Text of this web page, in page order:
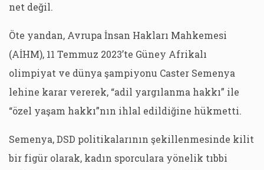
net değil.
Öte yandan, Avrupa İnsan Hakları Mahkemesi
(AİHM), 11 Temmuz 2023’te Güney Afrikalı
olimpiyat ve dünya şampiyonu Caster Semenya
lehine karar vererek, “adil yargılanma hakkı” ile
“özel yaşam hakkı”nın ihlal edildiğine hükmetti.
Semenya, DSD politikalarının şekillenmesinde kilit
bir figür olarak, kadın sporculara yönelik tıbbi